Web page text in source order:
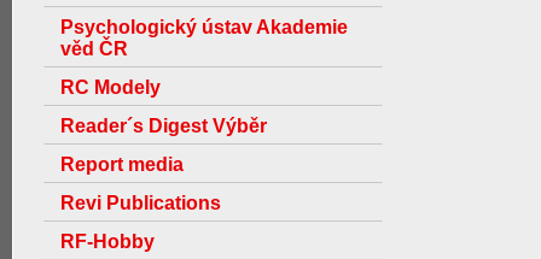
Psychologický ústav Akademie
věd ČR
RC Modely
Reader´s Digest Výběr
Report media
Revi Publications
RF-Hobby